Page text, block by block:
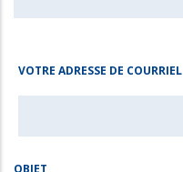
VOTRE ADRESSE DE COURRIEL
OBJET